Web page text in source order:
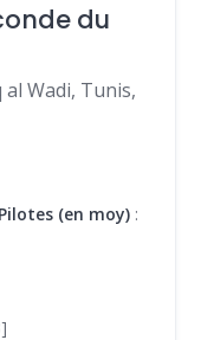
du
al Wadi, Tunis,
(en moy) :